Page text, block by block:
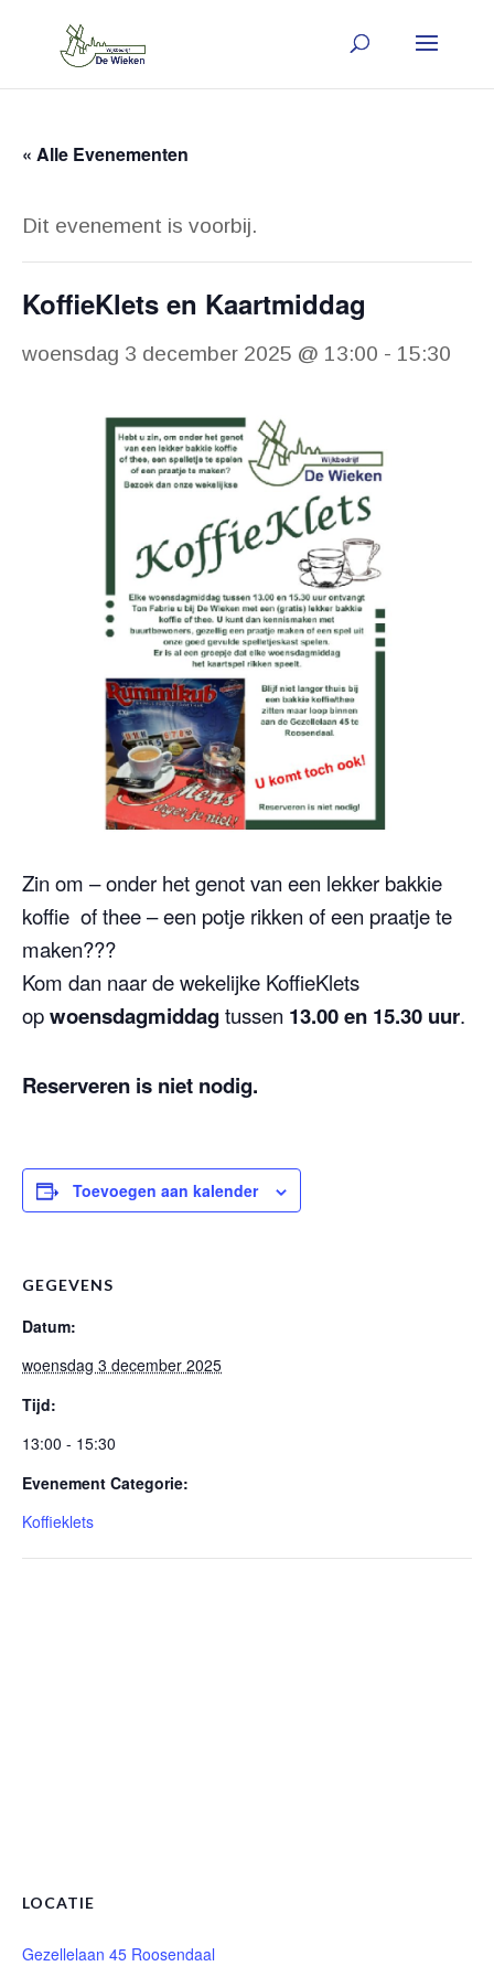
« Alle Evenementen
Dit evenement is voorbij.
KoffieKlets en Kaartmiddag
woensdag 3 december 2025 @ 13:00 - 15:30
Zin om – onder het genot van een lekker bakkie
koffie of thee – een potje rikken of een praatje te
maken???
Kom dan naar de wekelijke KoffieKlets
opwoensdagmiddag tussen 13.00 en 15.30 uur.
Reserveren is niet nodig.
Toevoegen aan kalender
GEGEVENS
Datum:
woensdag 3 december 2025
Tijd:
13:00 - 15:30
Evenement Categorie:
Koffieklets
LOCATIE
Gezellelaan 45 Roosendaal